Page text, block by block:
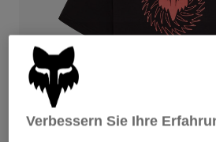
Hosen
Kurze Hosen
Handschuhe
Alle anzeigen
Damen
Socken
Alle anzeigen
Verbessern Sie Ihre